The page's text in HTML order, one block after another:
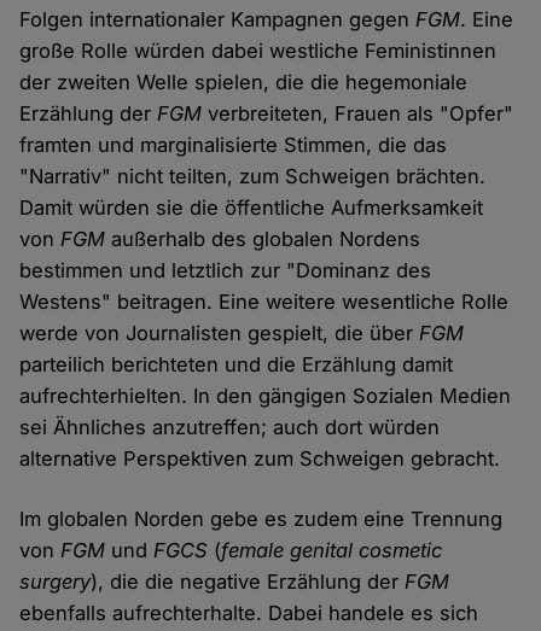
Folgen internationaler Kampagnen gegenFGM. Eine
große Rolle würden dabei westliche Feministinnen
der zweiten Welle spielen, die die hegemoniale
Erzählung derFGM verbreiteten, Frauen als "Opfer"
framten und marginalisierte Stimmen, die das
"Narrativ" nicht teilten, zum Schweigen brächten.
Damit würden sie die öffentliche Aufmerksamkeit
vonFGM außerhalb des globalen Nordens
bestimmen und letztlich zur "Dominanz des
Westens" beitragen. Eine weitere wesentliche Rolle
werde von Journalisten gespielt, die überFGM
parteilich berichteten und die Erzählung damit
aufrechterhielten. In den gängigen Sozialen Medien
sei Ähnliches anzutreffen; auch dort würden
alternative Perspektiven zum Schweigen gebracht.
Im globalen Norden gebe es zudem eine Trennung
vonFGM undFGCS (female genital cosmetic
surgery), die die negative Erzählung derFGM
ebenfalls aufrechterhalte. Dabei handele es sich